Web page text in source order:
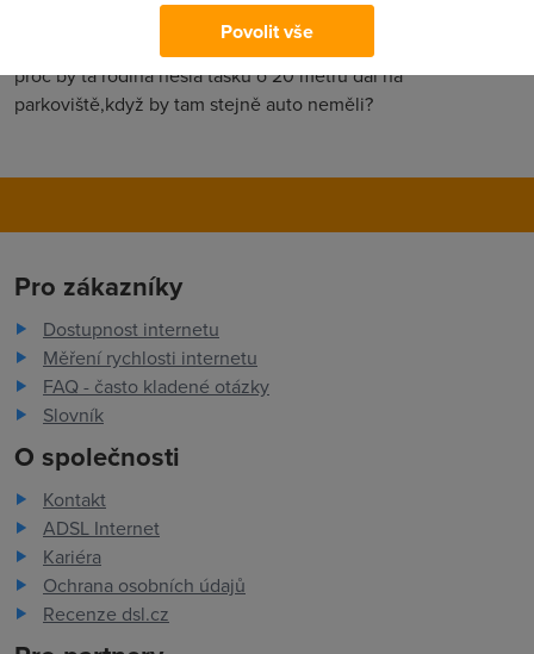
(10.8.2013 20:22:57)
proč by ta rodina nesla tašku o 20 metrů dál na
parkoviště,když by tam stejně auto neměli?
Pro zákazníky
Dostupnost internetu
Měření rychlosti internetu
FAQ - často kladené otázky
Slovník
O společnosti
Kontakt
ADSL Internet
Kariéra
Ochrana osobních údajů
Recenze dsl.cz
Povolit vše